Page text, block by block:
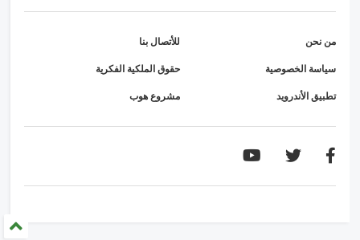
من نحن للأتصال بنا
سياسة الخصوصية حقوق الملكية الفكرية
تطبيق الأندرويد مشروع هوب